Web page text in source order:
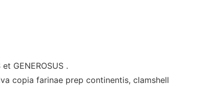
GENEROSUS .
copia farinae prep continentis, clamshell